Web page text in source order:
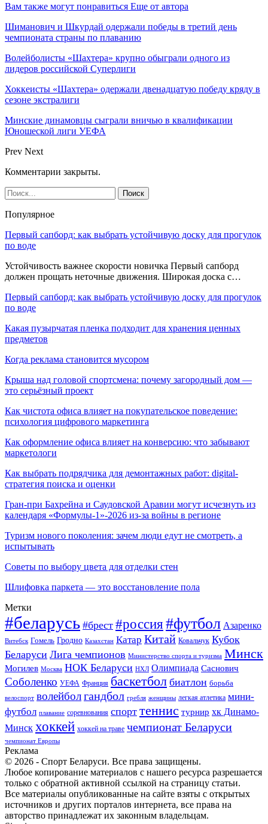
Вам также могут понравиться Еще от автора
Шиманович и Шкурдай одержали победы в третий день
чемпионата страны по плаванию
Волейболисты «Шахтера» крупно обыграли одного из
лидеров российской Суперлиги
Хоккеисты «Шахтера» одержали двенадцатую победу кряду в
сезоне экстралиги
Минские динамовцы сыграли вничью в квалификации
Юношеской лиги УЕФА
Prev Next
Комментарии закрыты.
Популярное
Первый сапборд: как выбрать устойчивую доску для прогулок
по воде
Устойчивость важнее скорости новичка Первый сапборд
должен прощать неточные движения. Широкая доска с…
Первый сапборд: как выбрать устойчивую доску для прогулок
по воде
Какая пузырчатая пленка подходит для хранения ценных
предметов
Когда реклама становится мусором
Крыша над головой спортсмена: почему загородный дом —
это серьёзный проект
Как чистота офиса влияет на покупательское поведение:
психология цифрового маркетинга
Как оформление офиса влияет на конверсию: что забывают
маркетологи
Как выбрать подрядчика для демонтажных работ: digital-
стратегия поиска и оценки
Гран-при Бахрейна и Саудовской Аравии могут исчезнуть из
календаря «Формулы-1»-2026 из-за войны в регионе
Туризм нового поколения: зачем люди едут не смотреть, а
испытывать
Советы по выбору цвета для отделки стен
Шлифовка паркета — это восстановление пола
Метки
#беларусь #брест #россия#футбол Азаренко
Витебск Гомель Гродно Казахстан Катар Китай Ковальчук Кубок
Беларуси Лига чемпионов Министерство спорта и туризма Минск
Могилев Москва НОК Беларуси НХЛ Олимпиада Саснович
Соболенко УЕФА Франция баскетбол биатлон борьба
велоспорт волейболгандбол гребля женщины легкая атлетика мини-
футбол плавание соревнования спорт теннис турнир хк Динамо-
Минск хоккей хоккей на траве чемпионат Беларуси
чемпионат Европы
Реклама
© 2026 - Спорт Беларуси. Все права защищены.
Любое копирование материалов с нашего ресурса разрешается
только с обратной активной ссылкой на страницу статьи.
Все материалы опубликованные на сайте взяты с открытых
источников и других порталов интернета, все права на
авторство принадлежат их законным владельцам.